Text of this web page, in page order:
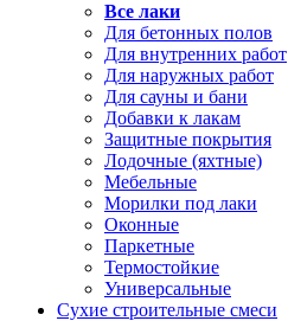
Все лаки
Для бетонных полов
Для внутренних работ
Для наружных работ
Для сауны и бани
Добавки к лакам
Защитные покрытия
Лодочные (яхтные)
Мебельные
Морилки под лаки
Оконные
Паркетные
Термостойкие
Универсальные
Сухие строительные смеси